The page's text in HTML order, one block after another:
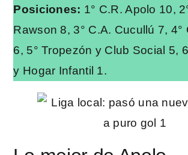
Posiciones: 1° C.R. Apolo 10,
Rawson 8, 3° C.A. Cucullú 7, 4°
6, 5° Tropezón y Club Social 5,
y Hogar Infantil 1.